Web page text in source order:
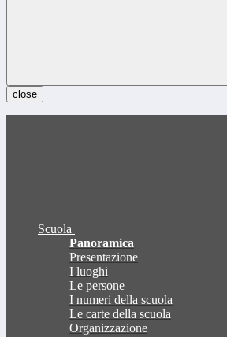
close
Scuola
Panoramica
Presentazione
I luoghi
Le persone
I numeri della scuola
Le carte della scuola
Organizzazione